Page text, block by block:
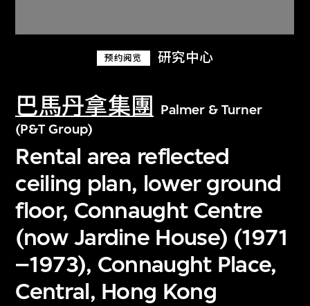
预约阅览 研究中心
巴馬丹拿集團
Palmer & Turner
(P&T Group)
Rental area reflected
ceiling plan, lower ground
floor, Connaught Centre
(now Jardine House) (1971
–1973), Connaught Place,
Central, Hong Kong
关于M+藏品
探索世界顶级的二十及二十一世纪视觉
文化藏品。